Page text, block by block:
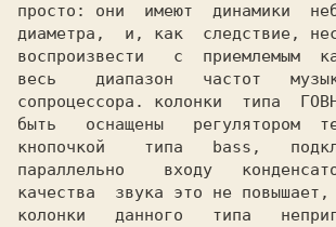
просто: они  имеют  динамики
диаметра,  и, как  следствие,
воспроизвести   с  приемлемым
весь    диапазон   частот
сопроцессора. колонки  типа
быть   оснащены   регулятором
кнопочкой    типа   bass,
параллельно    входу
качества  звука это не повышает,
колонки   данного   типа